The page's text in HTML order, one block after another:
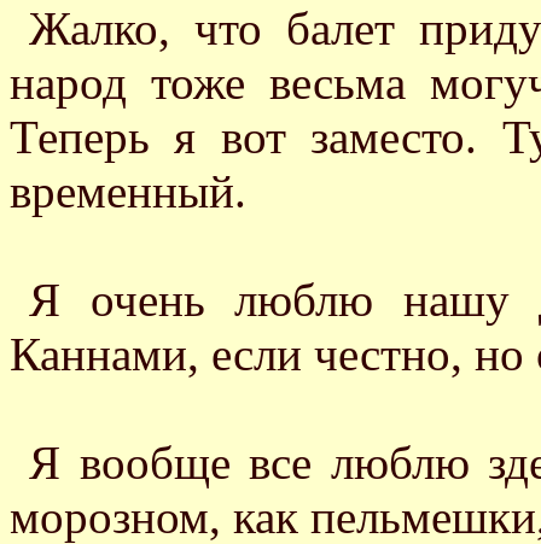
Жалко, что балет
народ тоже весьма
Теперь я вот заместо.
временный.
Я очень люблю нашу
Каннами, если честно,
Я вообще все люблю
морозном, как